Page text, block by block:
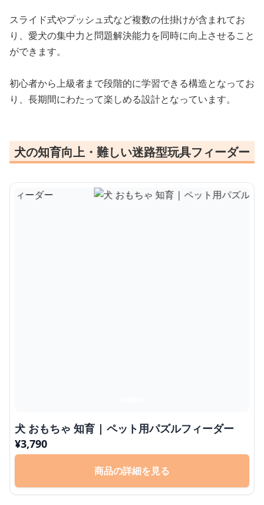
スライド式やプッシュ式など複数の仕掛けが含まれてお
り、愛犬の集中力と問題解決能力を同時に向上させること
ができます。
初心者から上級者まで段階的に学習できる構造となってお
り、長期間にわたって楽しめる設計となっています。
犬の知育向上・難しい迷路型玩具フィーダー
犬 おもちゃ 知育 | ペット用パズルフィーダー
¥3,790
商品の詳細を見る